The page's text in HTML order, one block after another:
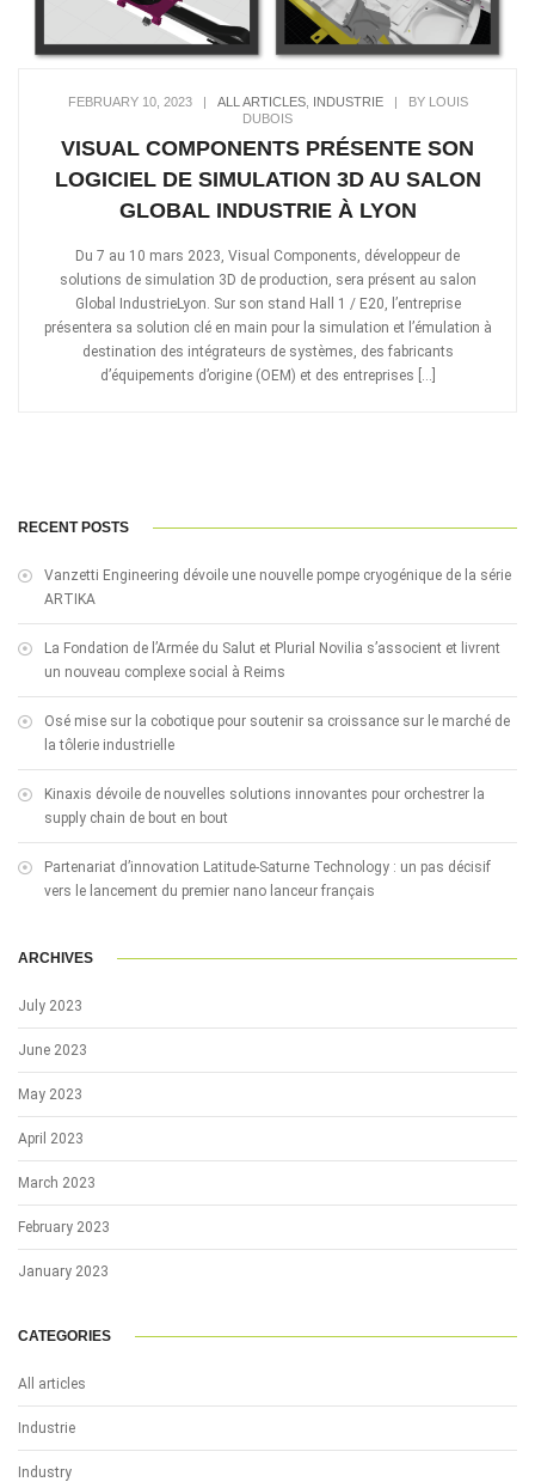
FEBRUARY 10, 2023| ALL ARTICLES, INDUSTRIE|
BY LOUIS
DUBOIS
VISUAL COMPONENTS PRÉSENTE SON
LOGICIEL DE SIMULATION 3D AU SALON
GLOBAL INDUSTRIE À LYON
Du 7 au 10 mars 2023, Visual Components, développeur de
solutions de simulation 3D de production, sera présent au salon
Global IndustrieLyon. Sur son stand Hall 1 / E20, l’entreprise
présentera sa solution clé en main pour la simulation et l’émulation à
destination des intégrateurs de systèmes, des fabricants
d’équipements d’origine (OEM) et des entreprises […]
RECENT POSTS
Vanzetti Engineering dévoile une nouvelle pompe cryogénique de la série
ARTIKA
La Fondation de l’Armée du Salut et Plurial Novilia s’associent et livrent
un nouveau complexe social à Reims
Osé mise sur la cobotique pour soutenir sa croissance sur le marché de
la tôlerie industrielle
Kinaxis dévoile de nouvelles solutions innovantes pour orchestrer la
supply chain de bout en bout
Partenariat d’innovation Latitude-Saturne Technology : un pas décisif
vers le lancement du premier nano lanceur français
ARCHIVES
July 2023
June 2023
May 2023
April 2023
March 2023
February 2023
January 2023
CATEGORIES
All articles
Industrie
Industry